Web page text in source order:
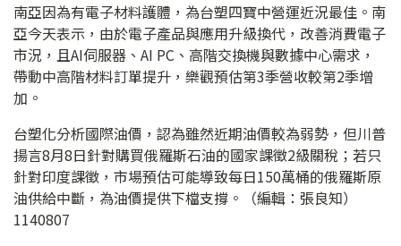
南亞因為有電子材料護體，為台塑四寶中營運近況最佳。南
亞今天表示，由於電子產品與應用升級換代，改善消費電子
市況，且AI伺服器、AI PC、高階交換機與數據中心需求，
帶動中高階材料訂單提升，樂觀預估第3季營收較第2季增
加。
台塑化分析國際油價，認為雖然近期油價較為弱勢，但川普
揚言8月8日針對購買俄羅斯石油的國家課徵2級關稅；若只
針對印度課徵，市場預估可能導致每日150萬桶的俄羅斯原
油供給中斷，為油價提供下檔支撐。（編輯：張良知）
1140807